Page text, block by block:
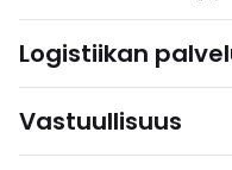
Logistiikan
Vastuullisuus